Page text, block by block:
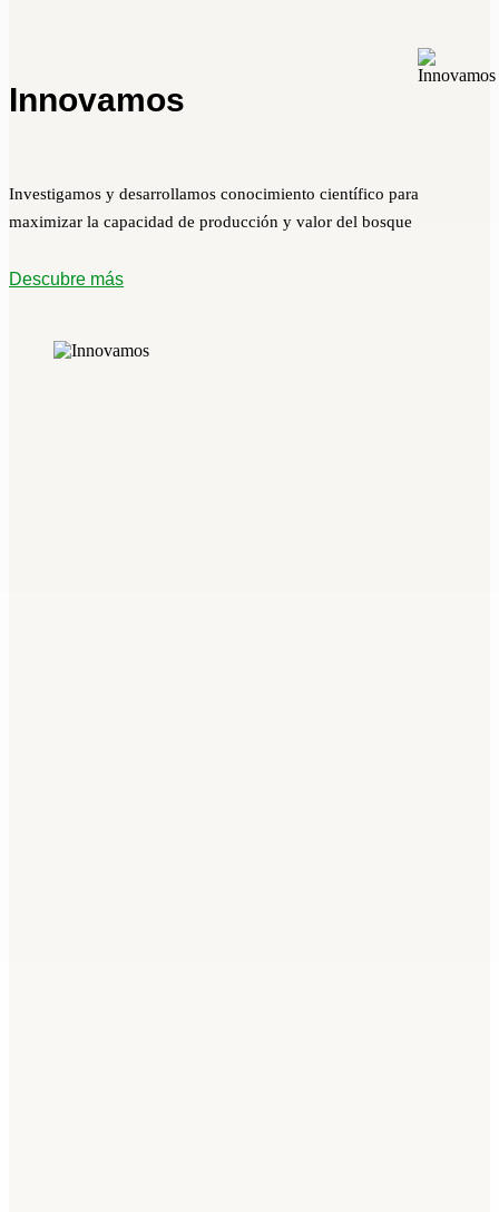
Innovamos
Investigamos y desarrollamos conocimiento científico para
maximizar la capacidad de producción y valor del bosque
Descubre más